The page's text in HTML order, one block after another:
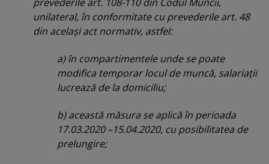
unilateral, în conformitate cu prevederile art. 48
din acelaşi act normativ, astfel:
a) în compartimentele unde se poate
modifica temporar locul de muncă, salariaţii
lucrează de la domiciliu;
b) această măsura se aplică în perioada
17.03.2020 –15.04.2020, cu posibilitatea de
prelungire;